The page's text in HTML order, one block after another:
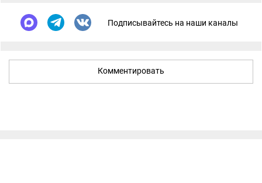
Подписывайтесь на наши каналы
Комментировать